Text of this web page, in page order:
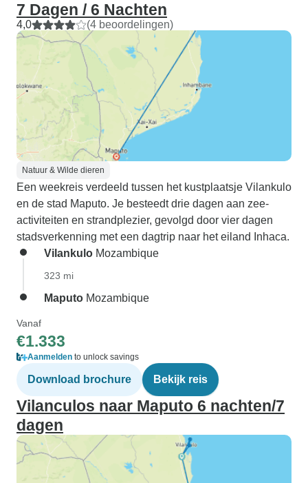
7 Dagen / 6 Nachten
4,0 (4 beoordelingen)
Natuur & Wilde dieren
Een weekreis verdeeld tussen het kustplaatsje Vilankulo
en de stad Maputo. Je besteedt drie dagen aan zee-
activiteiten en strandplezier, gevolgd door vier dagen
stadsverkenning met een dagtrip naar het eiland Inhaca.
Vilankulo Mozambique
323 mi
Maputo Mozambique
Vanaf
€1.333
Aanmelden to unlock savings
Download brochure Bekijk reis
Vilanculos naar Maputo 6 nachten/7
dagen